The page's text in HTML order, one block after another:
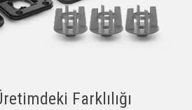
Farklılığı